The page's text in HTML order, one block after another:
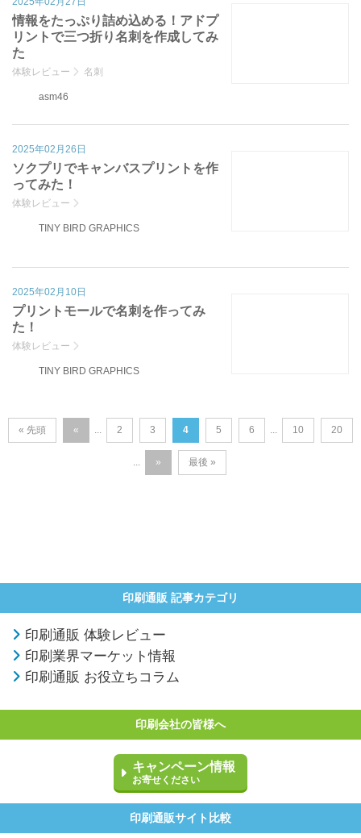
情報をたっぷり詰め込める！アドプ
リントで三つ折り名刺を作成してみ
た
体験レビュー 名刺
asm46
2025年02月26日
ソクプリでキャンバスプリントを作
ってみた！
体験レビュー
TINY BIRD GRAPHICS
2025年02月10日
プリントモールで名刺を作ってみ
た！
体験レビュー
TINY BIRD GRAPHICS
« 先頭 « ... 2 3 4 5 6 ... 10 20
... » 最後 »
印刷通販 記事カテゴリ
印刷通販 体験レビュー
印刷業界マーケット情報
印刷通販 お役立ちコラム
印刷会社の皆様へ
キャンペーン情報
お寄せください
印刷通販サイト比較